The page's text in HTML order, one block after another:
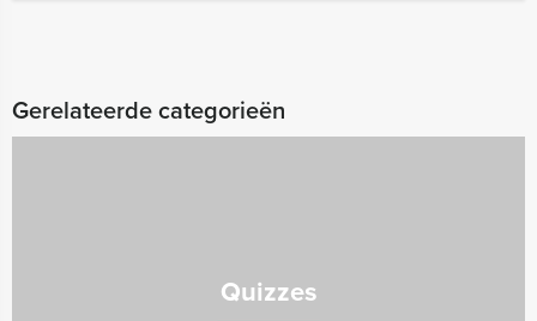
Gerelateerde categorieën
Quizzes